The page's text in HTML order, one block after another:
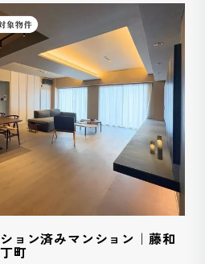
ョン済みマンション｜藤和
町